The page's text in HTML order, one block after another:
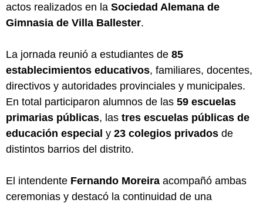
actos realizados en la Sociedad Alemana de
Gimnasia de Villa Ballester.
La jornada reunió a estudiantes de 85
establecimientos educativos, familiares, docentes,
directivos y autoridades provinciales y municipales.
En total participaron alumnos de las 59 escuelas
primarias públicas, las tres escuelas públicas de
educación especial y 23 colegios privados de
distintos barrios del distrito.
El intendente Fernando Moreira acompañó ambas
ceremonias y destacó la continuidad de una